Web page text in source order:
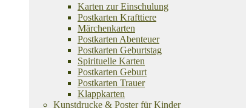
Karten zur Einschulung
Postkarten Krafttiere
Märchenkarten
Postkarten Abenteuer
Postkarten Geburtstag
Spirituelle Karten
Postkarten Geburt
Postkarten Trauer
Klappkarten
Kunstdrucke & Poster für Kinder